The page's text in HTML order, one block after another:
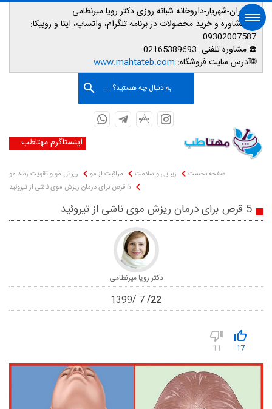
📌تهران-شهریار-داروخانه شبانه روزی دکتر رویا میرنظامی
📱مشاوره و خرید محصولات در برنامه تلگرام، واتساپ، ایتا و روبیکا:
09302007587
☎️ مشاوره تلفنی:
🌐آدرس سایت فروشگاه: www.mahtateb.com
به دنبال چه هستید؟ ...
اینستاگرم مهتاطب
صفحه نخست زیبایی و سلامت مراقبت از مو
ریزش مو و تقویت رشد مو
5 قرص برای درمان ریزش موی ناشی از تیروئید
5 قرص برای درمان ریزش موی ناشی از تیروئید
دکتر رویا میرنظامی
22
7
1399
17
11